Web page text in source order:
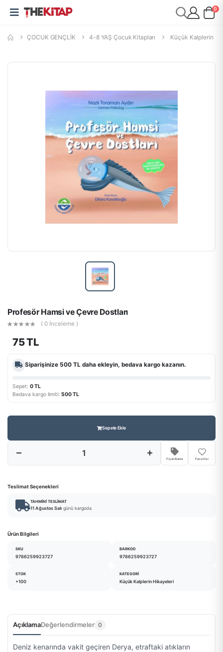
0
ÇOCUK GENÇLİK 4-8 YAŞ Çocuk Kitapları Küçük Kalplerin
Profesör Hamsi ve Çevre Dostları
( 0 İnceleme )
75 TL
Siparişinize 500 TL daha ekleyin, bedava kargo kazanın.
Sepet: 0 TL
Bedava kargo limiti: 500 TL
Sepete Ekle
Fiyat Alarmı Favoriler
Teslimat Seçenekleri
TAHMINI TESLIMAT
11 Ağustos Salı günü kargoda
Ürün Bilgileri
SKU
9786259923727
BARKOD
9786259923727
STOK
+100
KATEGORI
Küçük Kalplerin Hikayeleri
AçıklamaDeğerlendirmeler 0
Deniz kenarında vakit geçiren Derya, etraftaki atıkların